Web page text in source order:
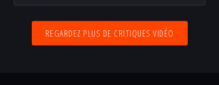
REGARDEZ PLUS DE CRITIQUES VIDÉO